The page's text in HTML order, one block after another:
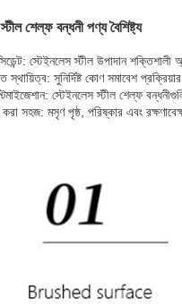
শেল্ফ বন্ধনী পণ্য বৈশিষ্ট্য
স্টেইনলেস স্টীল উপাদান শক্তিশালী
স্থায়িত্ব: সুনির্দিষ্ট কোণ সমাবেশ
স্টেইনলেস স্টীল শেল্ফ
সহজ: মসৃণ পৃষ্ঠ, পরিষ্কার এবং